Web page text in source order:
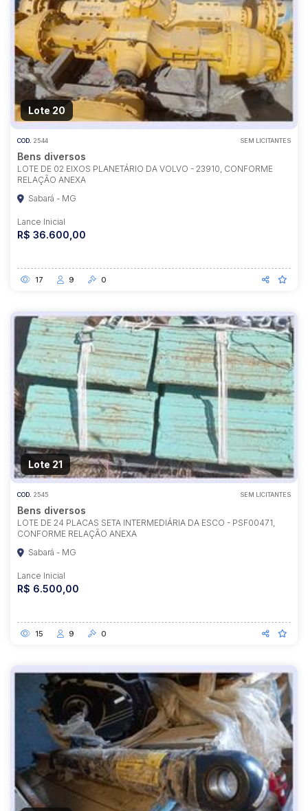
Lote 20
COD. 2544 SEM LICITANTES
Bens diversos
LOTE DE 02 EIXOS PLANETÁRIO DA VOLVO - 23910, CONFORME
RELAÇÃO ANEXA
Sabará - MG
Lance Inicial
R$ 36.600,00
17 9 0
Lote 21
COD. 2545 SEM LICITANTES
Bens diversos
LOTE DE 24 PLACAS SETA INTERMEDIÁRIA DA ESCO - PSF00471,
CONFORME RELAÇÃO ANEXA
Sabará - MG
Lance Inicial
R$ 6.500,00
15 9 0